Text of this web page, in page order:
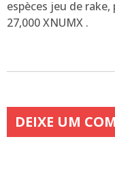
espèces jeu de
27,000 XNUMX .
DEIXE UM